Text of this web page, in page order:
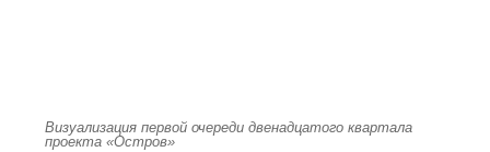
Визуализация первой очереди двенадцатого квартала
проекта «Остров»